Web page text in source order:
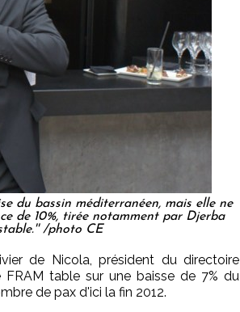
du bassin méditerranéen, mais elle ne
de 10%, tirée notamment par Djerba
/photo CE
de Nicola, président du directoire
FRAM table sur une baisse de 7% du
de pax d'ici la fin 2012.